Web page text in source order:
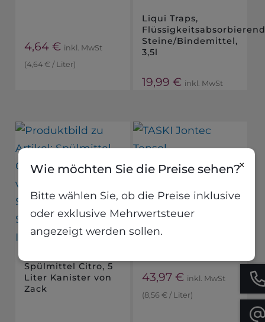
×
Wie möchten Sie die Preise sehen?
Bitte wählen Sie, ob die Preise inklusive
oder exklusive Mehrwertsteuer
angezeigt werden sollen.
4,64€ inkl. MwSt
(4,64 € / Liter)
Liqui Traps,
Steine/Bindemittel,
3,5l
19,99 € inkl. MwSt
Spülmittel Citro, 5
Liter Kanister von
Zack
TASKI Jontec Tensol
Liter von Diversey
43,97 € inkl. MwSt
(8,56 €/ Liter)